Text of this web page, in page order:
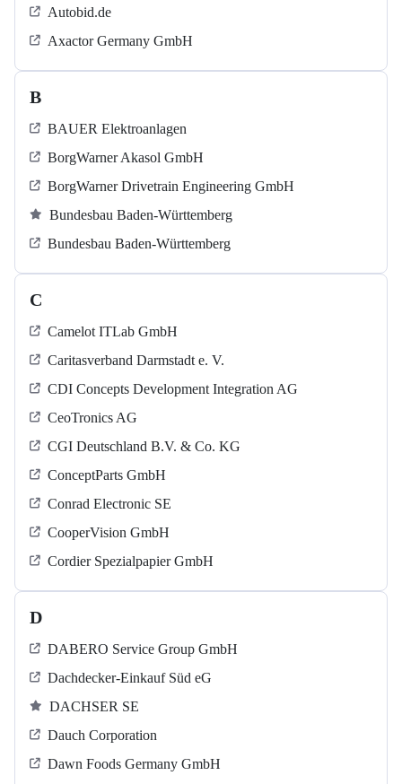
Autobid.de
Axactor Germany GmbH
B
BAUER Elektroanlagen
BorgWarner Akasol GmbH
BorgWarner Drivetrain Engineering GmbH
Bundesbau Baden-Württemberg
Bundesbau Baden-Württemberg
C
Camelot ITLab GmbH
Caritasverband Darmstadt e. V.
CDI Concepts Development Integration AG
CeoTronics AG
CGI Deutschland B.V. & Co. KG
ConceptParts GmbH
Conrad Electronic SE
CooperVision GmbH
Cordier Spezialpapier GmbH
D
DABERO Service Group GmbH
Dachdecker-Einkauf Süd eG
DACHSER SE
Dauch Corporation
Dawn Foods Germany GmbH